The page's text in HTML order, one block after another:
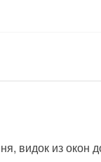
видок из окон